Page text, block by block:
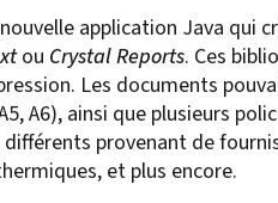
Sharp
Toshiba
TROY
application Java qui
ou Crystal Reports. Ces
Les documents
A6), ainsi que plusieurs
provenant de
et plus encore.